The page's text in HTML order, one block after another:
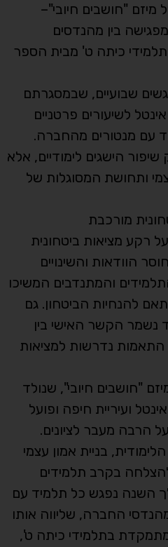
2025–2026 של מיזם "חושבים חיובי"–
בין מהנדסים
תלמידי כיתה ט' מבית הספר
שבועיים, שבמסגרתם
לשיעורים פרטניים
עם מנטורים מהחברה.
הישגים לימודיים, אלא
ותחושת המסוגלות של
מורכבת
רקע מציאות ביטחונית
הוודאות והשינויים
והמתנדבים המשיכו
להנחיות הביטחון. גם
נשמר הקשר האישי בין
התאמות נדרשות למציאות
"חושבים חיובי", שנולד
ועיריית חיפה ופועל
הרבה מעבר לציונים.
בניית אמון עצמי
בקרב תלמידים
השנה נפגש כל תלמיד עם
החברה, שליווה אותו
בתלמידי כיתה ט',